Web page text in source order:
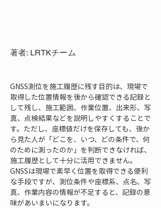
著者: LRTKチーム
GNSS測位を施工履歴に残す目的は、現場で
取得した位置情報を後から確認できる記録と
して残し、施工範囲、作業位置、出来形、写
真、点検結果などを説明しやすくすることで
す。ただし、座標値だけを保存しても、後か
ら見た人が「どこを、いつ、どの条件で、何
のために測ったのか」を判断できなければ、
施工履歴として十分に活用できません。
GNSSは現場で素早く位置を取得できる便利
な手段ですが、測位条件や座標系、点名、写
真、作業内容の情報が不足すると、記録の意
味があいまいになります。